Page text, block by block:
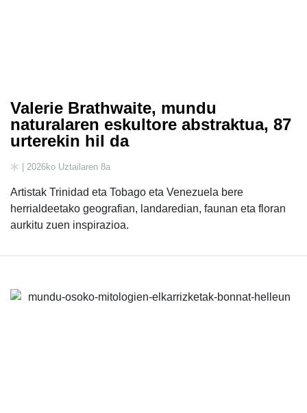
Valerie Brathwaite, mundu
naturalaren eskultore abstraktua, 87
urterekin hil da
| 2026ko Uztailaren 8a
Artistak Trinidad eta Tobago eta Venezuela bere
herrialdeetako geografian, landaredian, faunan eta floran
aurkitu zuen inspirazioa.